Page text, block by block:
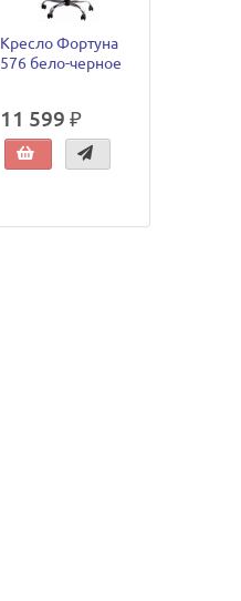
Кресло Фортуна
576 бело-черное
11 599 ₽